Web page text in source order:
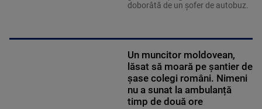
doborâtă de un șofer de autobuz.
Un muncitor moldovean,
lăsat să moară pe șantier de
șase colegi români. Nimeni
nu a sunat la ambulanță
timp de două ore